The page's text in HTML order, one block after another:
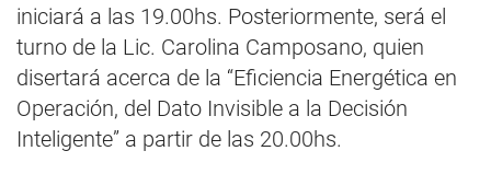
iniciará a las 19.00hs. Posteriormente, será el
turno de la Lic. Carolina Camposano, quien
disertará acerca de la “Eficiencia Energética en
Operación, del Dato Invisible a la Decisión
Inteligente” a partir de las 20.00hs.